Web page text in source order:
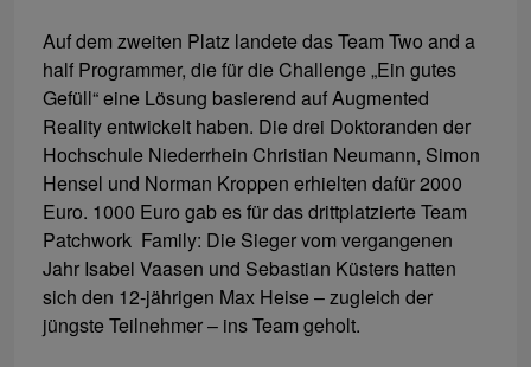
Auf dem zweiten Platz landete das Team Two and a
half Programmer, die für die Challenge „Ein gutes
Gefüll“ eine Lösung basierend auf Augmented
Reality entwickelt haben. Die drei Doktoranden der
Hochschule Niederrhein Christian Neumann, Simon
Hensel und Norman Kroppen erhielten dafür 2000
Euro. 1000 Euro gab es für das drittplatzierte Team
Patchwork Family: Die Sieger vom vergangenen
Jahr Isabel Vaasen und Sebastian Küsters hatten
sich den 12-jährigen Max Heise – zugleich der
jüngste Teilnehmer – ins Team geholt.